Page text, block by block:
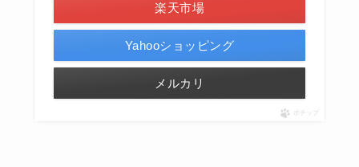
楽天市場
Yahooショッピング
メルカリ
ポチップ